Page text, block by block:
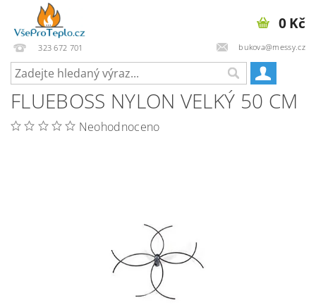
323 672 701 bukova@messy.cz
0 Kč
FLUEBOSS NYLON VELKÝ 50 CM
Neohodnoceno